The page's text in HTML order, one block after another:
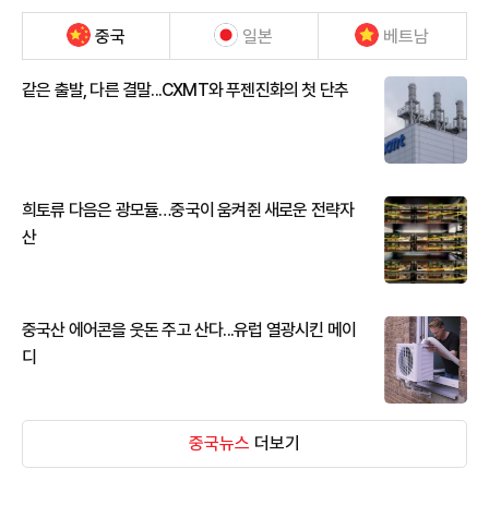
중국 일본 베트남
같은 출발, 다른 결말...CXMT와 푸젠진화의 첫 단추
희토류 다음은 광모듈…중국이 움켜쥔 새로운 전략자
산
중국산 에어콘을 웃돈 주고 산다...유럽 열광시킨 메이
디
중국뉴스 더보기